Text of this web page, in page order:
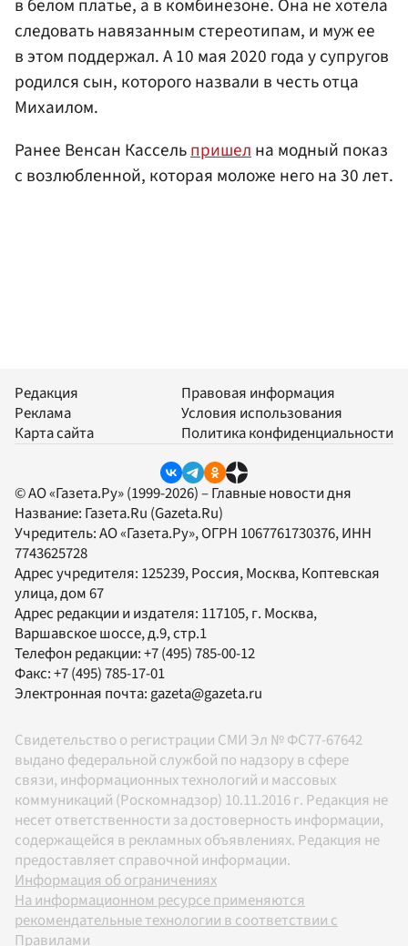
в белом платье, а в комбинезоне. Она не хотела
следовать навязанным стереотипам, и муж ее
в этом поддержал. А 10 мая 2020 года у супругов
родился сын, которого назвали в честь отца
Михаилом.
Ранее Венсан Кассельпришелна модный показ
с возлюбленной, которая моложе него на 30 лет.
Редакция
Реклама
Карта сайта
Правовая информация
Условия использования
Политика конфиденциальности
© АО «Газета.Ру» (1999-2026) – Главные новости дня
Название: Газета.Ru (Gazeta.Ru)
Учредитель:АО «Газета.Ру», ОГРН 1067761730376, ИНН
7743625728
Адрес учредителя: 125239, Россия, Москва, Коптевская
улица, дом 67
Адрес редакции и издателя: 117105, г. Москва,
Варшавское шоссе, д.9, стр.1
Телефон редакции:+7 (495) 785-00-12
Факс:+7 (495) 785-17-01
Электронная почта:gazeta@gazeta.ru
Свидетельство о регистрации СМИ Эл № ФС77-67642
выдано федеральной службой по надзору в сфере
связи, информационных технологий и массовых
коммуникаций (Роскомнадзор) 10.11.2016 г. Редакция не
несет ответственности за достоверность информации,
содержащейся в рекламных объявлениях. Редакция не
предоставляет справочной информации.
Информация об ограничениях
На информационном ресурсе применяются
рекомендательные технологии в соответствии с
Правилами